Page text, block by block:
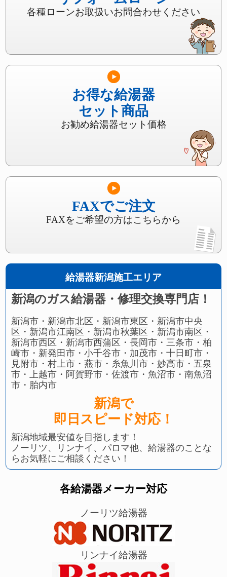
各種ローンお取扱いお問合わせください
お得な給湯器
セット商品
お勧め給湯器セット価格
FAXでご注文
FAXをご希望の方はこちらから
給湯器新潟施工エリア
新潟のガス給湯器・修理交換専門店！
新潟市・新潟市北区・新潟市東区・新潟市中央
区・新潟市江南区・新潟市秋葉区・新潟市南区・
新潟市西区・新潟市西蒲区・長岡市・三条市・柏
崎市・新発田市・小千谷市・加茂市・十日町市・
見附市・村上市・燕市・糸魚川市・妙高市・五泉
市・上越市・阿賀野市・佐渡市・魚沼市・南魚沼
市・胎内市
新潟で
即日スピード対応！
新潟地域最安値を目指します！
ノーリツ、リンナイ、パロマ他、給湯器のことな
らお気軽にご相談ください！
各給湯器メーカー対応
ノーリツ給湯器
リンナイ給湯器